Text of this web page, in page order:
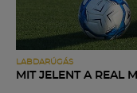
LABDARÚGÁS
MIT JELENT A REAL